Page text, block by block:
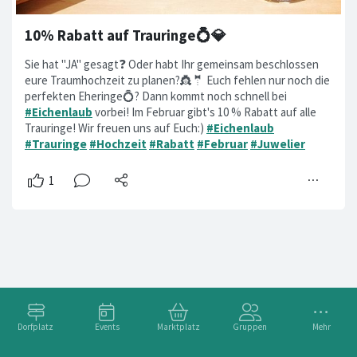
Dorfplatz Events Marktplatz Gruppen Mehr
10% Rabatt auf Trauringe💍💎
Sie hat "JA" gesagt❓ Oder habt Ihr gemeinsam beschlossen
eure Traumhochzeit zu planen?👸🤵 Euch fehlen nur noch die
perfekten Eheringe💍? Dann kommt noch schnell bei
#Eichenlaub vorbei! Im Februar gibt's 10 % Rabatt auf alle
Trauringe! Wir freuen uns auf Euch:) #Eichenlaub
#Trauringe #Hochzeit #Rabatt #Februar #Juwelier